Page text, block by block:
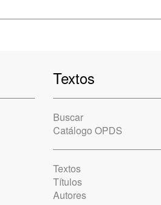
Textos
Buscar
Catálogo OPDS
Textos
Títulos
Autores